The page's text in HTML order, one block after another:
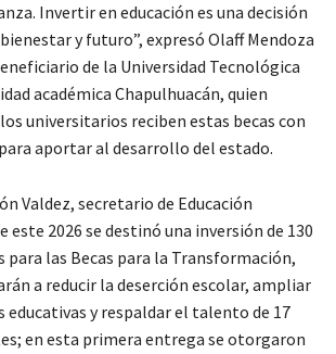
Invertir en educación es una decisión
y futuro”, expresó Olaff Mendoza
de la Universidad Tecnológica
académica Chapulhuacán, quien
universitarios reciben estas becas con
aportar al desarrollo del estado.
Valdez, secretario de Educación
este 2026 se destinó una inversión de 130
para las Becas para la Transformación,
a reducir la deserción escolar, ampliar
educativas y respaldar el talento de 17
en esta primera entrega se otorgaron